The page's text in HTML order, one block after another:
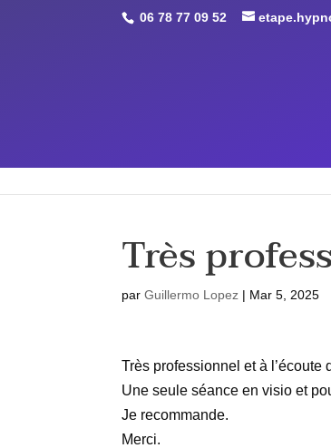
Retrouvez Guillermo LOPEZ - Etape Hypnose sur
06 78 77 09 52
Très
parGuillermo Lopez | Mar 5, 2025
Très professionnel et à l’écoute
Une seule séance en visio et
Je recommande.
Merci.